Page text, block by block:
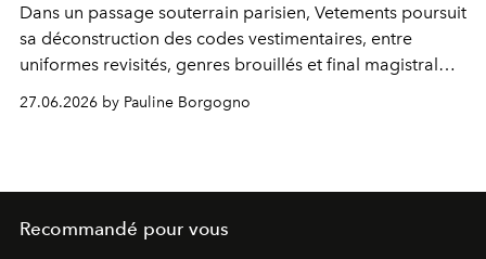
Dans un passage souterrain parisien, Vetements poursuit
sa déconstruction des codes vestimentaires, entre
uniformes revisités, genres brouillés et final magistral
27.06.2026 by Pauline Borgogno
Recommandé pour vous